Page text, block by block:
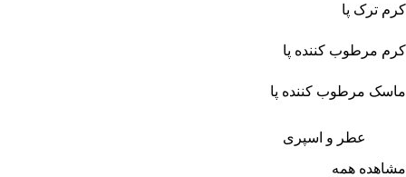
کرم ترک پا
کرم مرطوب کننده پا
ماسک مرطوب کننده پا
عطر و اسپری
مشاهده همه